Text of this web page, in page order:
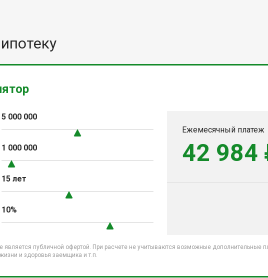
5 000 000
1 000 000
15 лет
10%
Ежемесячный платеж
42 984
является публичной офертой. При расчете не учитываются возможные дополнительные
и здоровья заемщика и т.п.